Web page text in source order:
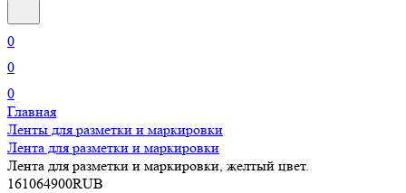
0
0
0
Главная
Ленты для разметки и маркировки
Лента для разметки и маркировки
Лента для разметки и маркировки, желтый цвет.
161064900RUB